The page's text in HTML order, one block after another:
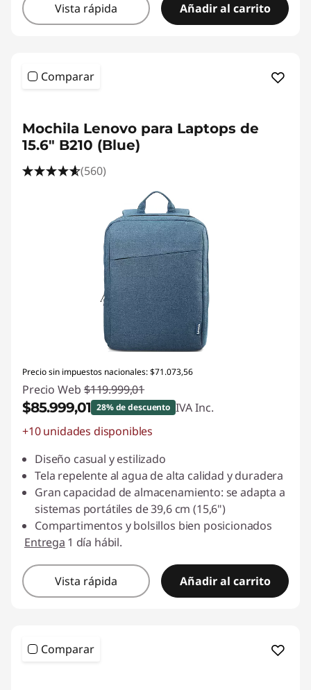
Vista rápida Añadir al carrito
Comparar
Mochila Lenovo para Laptops de
15.6" B210 (Blue)
(560)
Precio sin impuestos nacionales: $71.073,56
Precio Web $119.999,01
$85.999,01 28% de descuento IVA Inc.
Descuento prod (inc IVA) :
+10 unidades disponibles
Diseño casual y estilizado
Tela repelente al agua de alta calidad y duradera
Gran capacidad de almacenamiento: se adapta a
sistemas portátiles de 39,6 cm (15,6")
Compartimentos y bolsillos bien posicionados
Entrega 1 día hábil.
Vista rápida Añadir al carrito
Comparar